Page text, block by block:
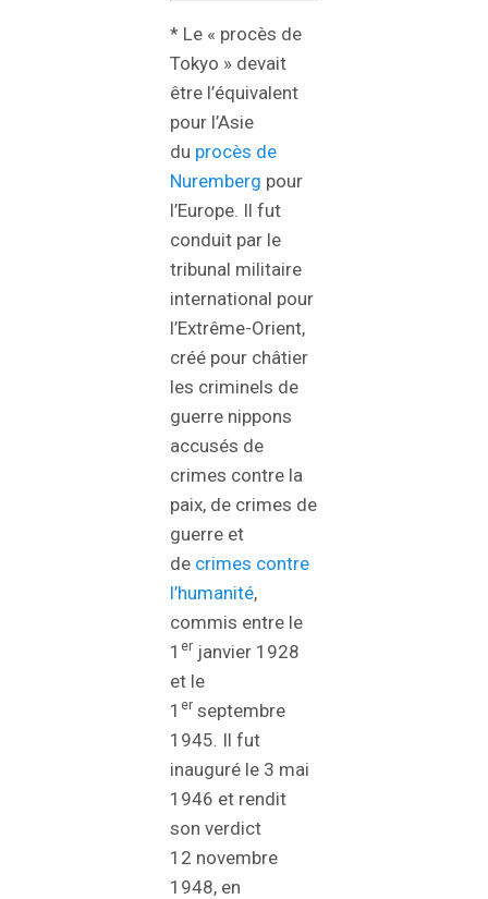
* Le « procès de
Tokyo » devait
être l’équivalent
pour l’Asie
du procès de
Nuremberg pour
l’Europe. Il fut
conduit par le
tribunal militaire
international pour
l’Extrême-Orient,
créé pour châtier
les criminels de
guerre nippons
accusés de
crimes contre la
paix, de crimes de
guerre et
de crimes contre
l’humanité,
commis entre le
1 er janvier 1928
et le
1 er septembre
1945. Il fut
inauguré le 3 mai
1946 et rendit
son verdict
12 novembre
1948, en